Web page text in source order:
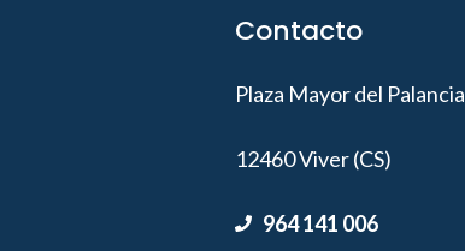
Contacto
Plaza Mayor del Palancia
12460 Viver (CS)
964 141 006